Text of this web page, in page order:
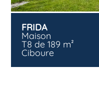
FRIDA
Maison
T8 de 189 m²
Ciboure